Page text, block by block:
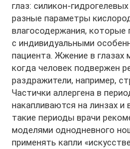
глаз: силикон-
разные параметры
влагосодержания,
с индивидуальными
пациента. Жжение в глазах
когда человек подвержен
раздражители, например,
Частички аллергена в
накапливаются на линзах
такие периоды врачи
моделями однодневного
применять капли